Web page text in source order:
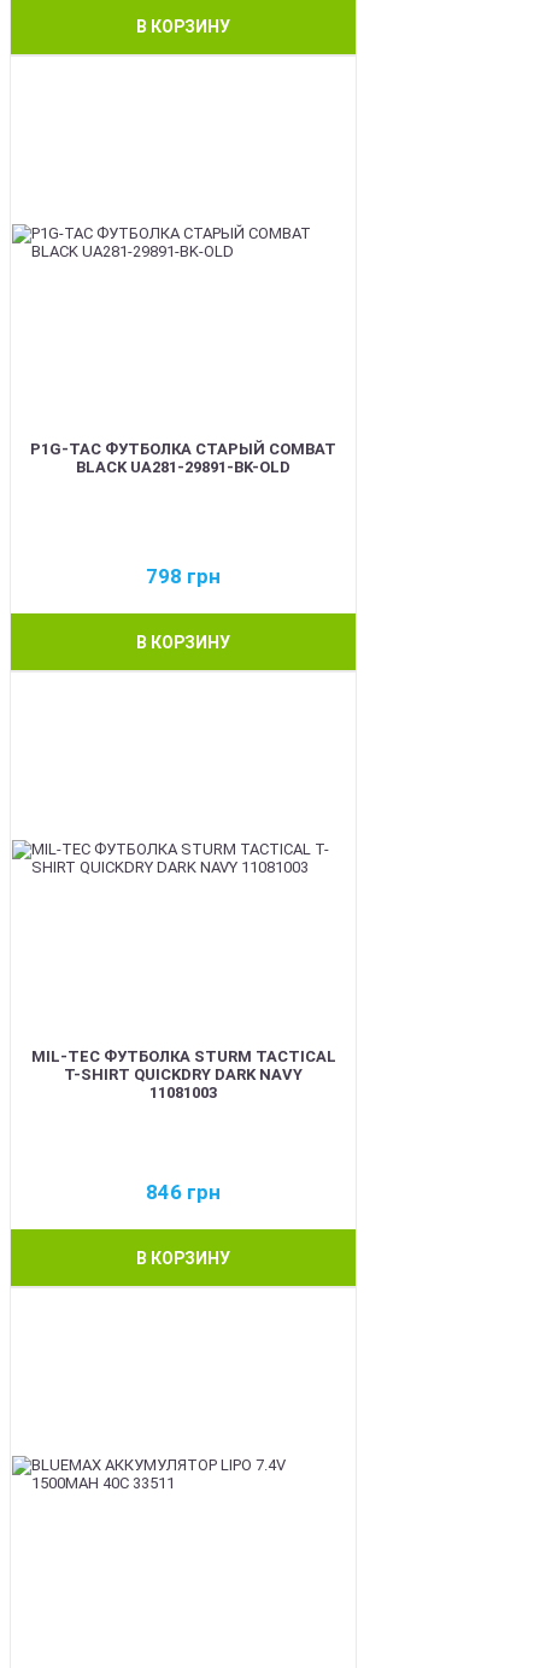
В КОРЗИНУ
P1G-TAC ФУТБОЛКА СТАРЫЙ COMBAT
BLACK UA281-29891-BK-OLD
798 грн
В КОРЗИНУ
MIL-TEC ФУТБОЛКА STURM TACTICAL
T-SHIRT QUICKDRY DARK NAVY
11081003
846 грн
В КОРЗИНУ